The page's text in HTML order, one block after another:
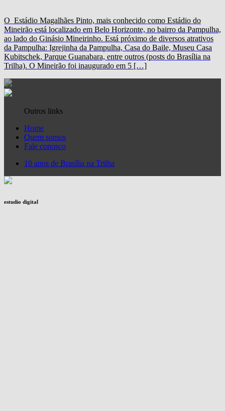
O Estádio Magalhães Pinto, mais conhecido como Estádio do
Mineirão está localizado em Belo Horizonte, no bairro da Pampulha,
ao lado do Ginásio Mineirinho. Está próximo de diversos atrativos
da Pampulha: Igrejinha da Pampulha, Casa do Baile, Museu Casa
Kubitschek, Parque Guanabara, entre outros (posts do Brasília na
Trilha). O Mineirão foi inaugurado em 5 […]
Outros links
Home
Quem somos
Fale conosco
10 anos de Brasília na Trilha
estudio digital